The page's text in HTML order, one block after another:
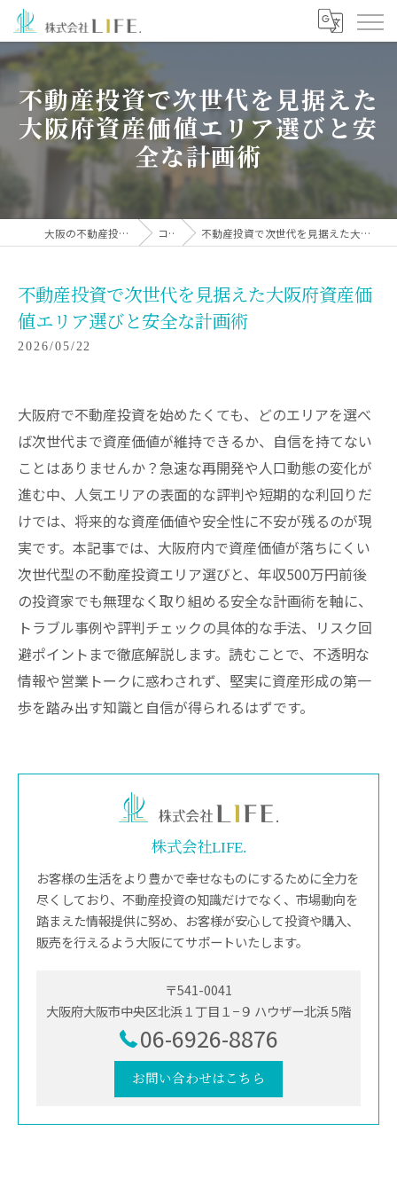
不動産投資で次世代を見据えた
大阪府資産価値エリア選びと安
全な計画術
大阪の不動産投資なら株式会社LIFE. コラム 不動産投資で次世代を見据えた大阪府資産価値エリア選びと安全な計画術
不動産投資で次世代を見据えた大阪府資産価
値エリア選びと安全な計画術
2026/05/22
大阪府で不動産投資を始めたくても、どのエリアを選べ
ば次世代まで資産価値が維持できるか、自信を持てない
ことはありませんか？急速な再開発や人口動態の変化が
進む中、人気エリアの表面的な評判や短期的な利回りだ
けでは、将来的な資産価値や安全性に不安が残るのが現
実です。本記事では、大阪府内で資産価値が落ちにくい
次世代型の不動産投資エリア選びと、年収500万円前後
の投資家でも無理なく取り組める安全な計画術を軸に、
トラブル事例や評判チェックの具体的な手法、リスク回
避ポイントまで徹底解説します。読むことで、不透明な
情報や営業トークに惑わされず、堅実に資産形成の第一
歩を踏み出す知識と自信が得られるはずです。
株式会社LIFE.
お客様の生活をより豊かで幸せなものにするために全力を
尽くしており、不動産投資の知識だけでなく、市場動向を
踏まえた情報提供に努め、お客様が安心して投資や購入、
販売を行えるよう大阪にてサポートいたします。
〒541-0041
大阪府大阪市中央区北浜１丁目１−９ ハウザー北浜 5階
06-6926-8876
お問い合わせはこちら